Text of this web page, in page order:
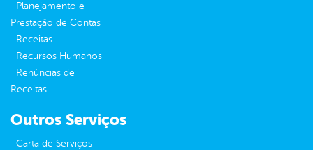
Planejamento e
Prestação de Contas
Receitas
Recursos Humanos
Renúncias de
Receitas
Outros Serviços
Carta de Serviços